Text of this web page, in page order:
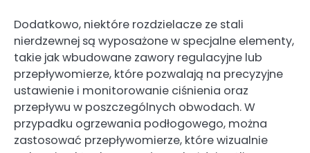
Dodatkowo, niektóre rozdzielacze ze stali
nierdzewnej są wyposażone w specjalne elementy,
takie jak wbudowane zawory regulacyjne lub
przepływomierze, które pozwalają na precyzyjne
ustawienie i monitorowanie ciśnienia oraz
przepływu w poszczególnych obwodach. W
przypadku ogrzewania podłogowego, można
zastosować przepływomierze, które wizualnie